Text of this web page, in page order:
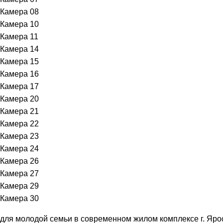
Камера 08
Камера 10
Камера 11
Камера 14
Камера 15
Камера 16
Камера 17
Камера 20
Камера 21
Камера 22
Камера 23
Камера 24
Камера 26
Камера 27
Камера 29
Камера 30
для молодой семьи в современном жилом комплексе г.